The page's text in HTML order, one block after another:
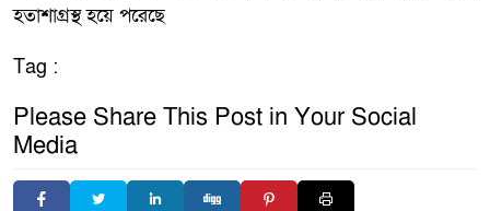
হতাশাগ্রস্থ হয়ে পরেছে
Tag :
Please Share This Post in Your Social
Media